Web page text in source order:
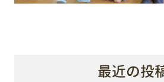
最近の投